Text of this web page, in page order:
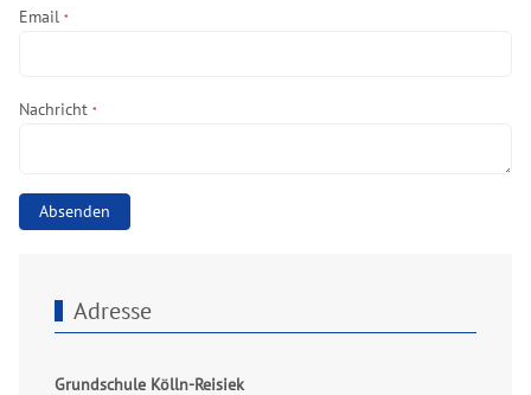
Email*
Nachricht*
Absenden
Adresse
Grundschule Kölln-Reisiek